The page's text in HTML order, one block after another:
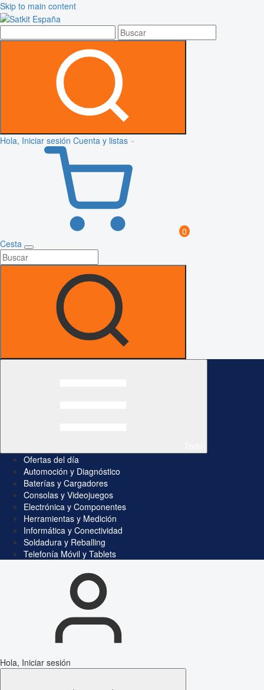
Skip to main content
Hola, Iniciar sesión Cuenta y listas
0
Cesta
Ofertas del día
Automoción y Diagnóstico
Baterías y Cargadores
Consolas y Videojuegos
Electrónica y Componentes
Herramientas y Medición
Informática y Conectividad
Soldadura y Reballing
Telefonía Móvil y Tablets
Hola, Iniciar sesión